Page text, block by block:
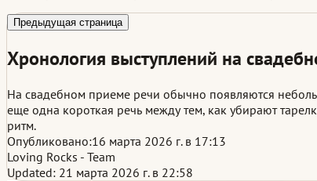
Предыдущая страница
Хронология выступлений на
На свадебном приеме речи обычно появляются
еще одна короткая речь между тем, как убирают
ритм.
Опубликовано:16 марта 2026 г. в 17:13
Loving Rocks - Team
Updated: 21 марта 2026 г. в 22:58